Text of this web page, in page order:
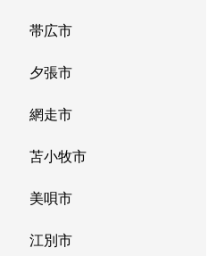
東札幌
学園前(札幌)
豊平公園
豊平公園
豊平公園
学園前(札幌)
帯広市
夕張市
網走市
苫小牧市
美唄市
江別市